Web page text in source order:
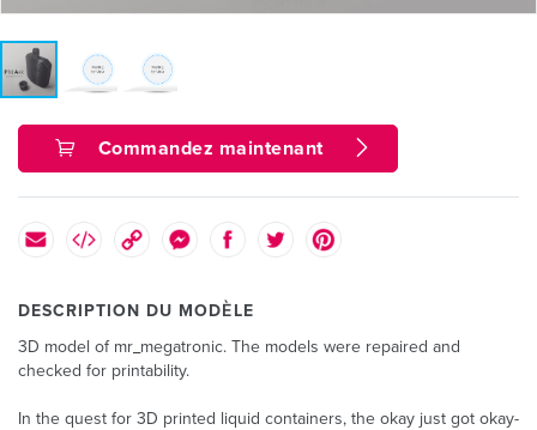
Commandez maintenant
DESCRIPTION DU MODÈLE
3D model of mr_megatronic. The models were repaired and
checked for printability.
In the quest for 3D printed liquid containers, the okay just got okay-